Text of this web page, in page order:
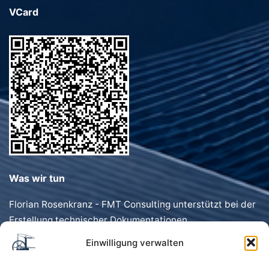
Einwilligung verwalten
VCard
Was wir tun
Florian Rosenkranz - FMT Consulting unterstützt bei der
Erstellung technischer Dokumentationen,
Förderanträgen, Dokumentenvorlagen und
Geschäftstexten. Schnell, präzise und individuell.